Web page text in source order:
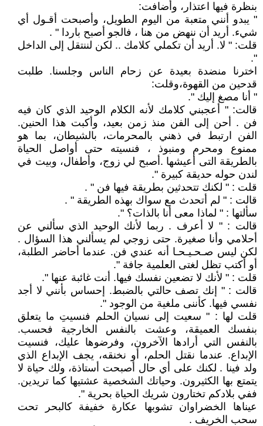
بنظرة فيها اعتذار، وأضافت:
" يبدو أنني متعبة من اليوم الطويل، وأصبحت أقـول أي
شيء. أريد أن ننهض من هنا ، فالجو أصبح باردا " .
قلت: " لا. أريد أن تكملي كلامك .. لكن لننتقل إلى الداخل
".
اخترنا منضدة بعيدة عن زحام الناس وجلسنا. طلبت
قدحين من القهوة،وقلت:
" أنا مصغ إليك ".
قالت: " أعجبني كلامك لأنه الكلام الوحيد الذي كان فيه
فن . أحن إلى الفن منذ زمن بعيد، وأكبت هذا الحنين.
الفن ارتبط في ذهني بالمحرمات، بالشيطان، بما هو
ممنوع ومحرم ومنبوذ ، فنسيته حتى أواصل الحياة
بالطريقة التى أعيشها .أصبح لي زوج، وأطفال، وبيت في
لندن حوله حديقة كبيرة ".
قلت : " لكنك تتحدثين بطريقة فيها فن " .
قالت : " لم أتحدث مع سواك بهذه الطريقة " .
سألتها : " لماذا معى أنا بالذات؟ ".
قالت : " لا أعرف . ربما لأنك الوحيد الذي سألني عن
أحلامي وأنا صغيرة. حتى زوجي لم يسألني هذا السؤال .
لكن ليس صـحـيـحـا أنه عندي فن. عندما أحاضر الطلبة،
أو أكتب تظل لغتى العلمية جافة ".
قلت : " لأنك لا تضعين نفسك فيها. أنت غائبة عنها ".
قالت : " إنك تصف حالتي بالضبط. إحساس بأنني لا أجد
نفسي فيها. كأننى ملغية من الوجود ".
قلت لها : " سعيت إلى نسيان الحلم فنسيتِ ما يتعلق
بنفسك العميقة، وعشت بالنفس الخارجية فحسب.
بالنفس التي أرادها الآخرون، وفرضوها عليك، فنسيت
الإبداع. عندما نقتل الحلم، أو نخنقه، يجف الإبداع الذي
ولد فينا . لكنك على أي حال أصبحت أستاذة، ولك حياة لا
يتمتع بها الكثيرون. وحياتك الشخصية عشتيها كما تريدين.
ففي بلادكم تختارون شريك الحياة بحرية ".
عيناها الخضراوان تشوبها عكارة خفيفة كالبحر تحت
سحب الخريف .